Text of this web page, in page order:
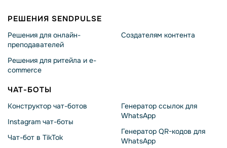
РЕШЕНИЯ SENDPULSE
Решения для онлайн-
преподавателей
Решения для ритейла и e-
commerce
Создателям контента
ЧАТ-БОТЫ
Конструктор чат-ботов
Instagram чат-боты
Чат-бот в TikTok
Генератор ссылок для
WhatsApp
Генератор QR-кодов для
WhatsApp